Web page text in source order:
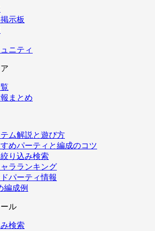
示板
ニティ
まとめ
ム解説と遊び方
めパーティと編成のコツ
り込み検索
ラランキング
パーティ情報
編成例
ル
検索